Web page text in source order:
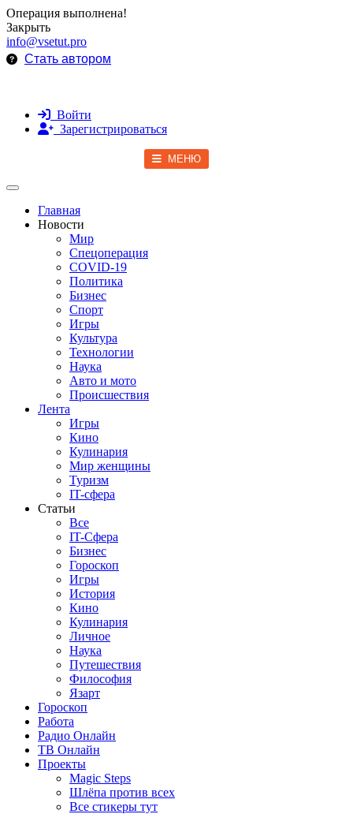
Операция выполнена!
Закрыть
info@vsetut.pro
Стать автором
Войти
Зарегистрироваться
МЕНЮ
Toggle navigation
Главная
Новости
Мир
Спецоперация
COVID-19
Политика
Бизнес
Спорт
Игры
Культура
Технологии
Наука
Авто и мото
Происшествия
Лента
Игры
Кино
Кулинария
Мир женщины
Туризм
IT-сфера
Статьи
Все
IT-Сфера
Бизнес
Гороскоп
Игры
История
Кино
Кулинария
Личное
Наука
Путешествия
Философия
Язарт
Гороскоп
Работа
Радио Онлайн
ТВ Онлайн
Проекты
Magic Steps
Шлёпа против всех
Все стикеры тут